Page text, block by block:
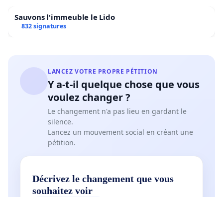
Sauvons l'immeuble le Lido
832 signatures
LANCEZ VOTRE PROPRE PÉTITION
Y a-t-il quelque chose que vous
voulez changer ?
Le changement n'a pas lieu en gardant le
silence.
Lancez un mouvement social en créant une
pétition.
Décrivez le changement que vous
souhaitez voir